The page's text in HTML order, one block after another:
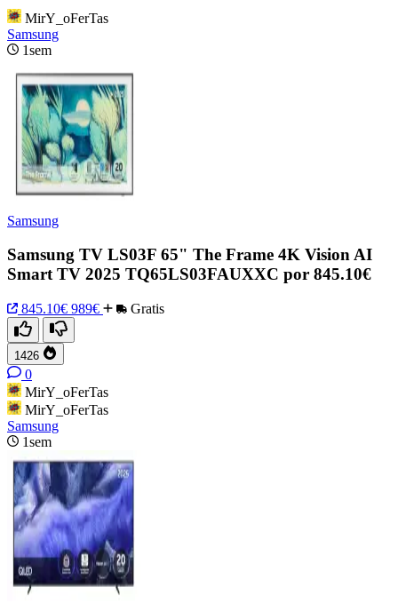
MirY_oFerTas
Samsung
1sem
Samsung
Samsung TV LS03F 65" The Frame 4K Vision AI
Smart TV 2025 TQ65LS03FAUXXC por 845.10€
845.10€ 989€ Gratis
1426
0
MirY_oFerTas
MirY_oFerTas
Samsung
1sem